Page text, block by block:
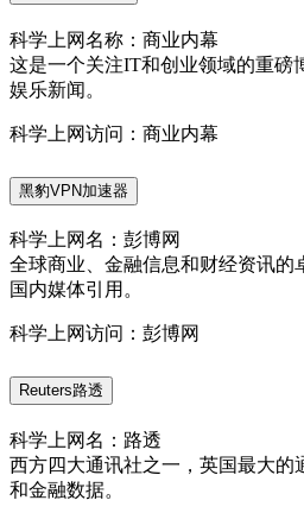
科学上网名称：商业内幕
这是一个关注IT和创业领域的重磅
娱乐新闻。
科学上网访问：商业内幕
黑豹VPN加速器
科学上网名：彭博网
全球商业、金融信息和财经资讯的
国内媒体引用。
科学上网访问：彭博网
Reuters路透
科学上网名：路透
西方四大通讯社之一，英国最大的
和金融数据。